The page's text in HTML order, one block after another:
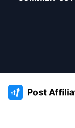
:site.title